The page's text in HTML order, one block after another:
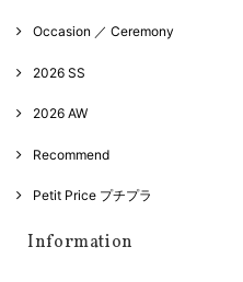
Occasion ／ Ceremony
2026 SS
2026 AW
Recommend
Petit Price プチプラ
Information